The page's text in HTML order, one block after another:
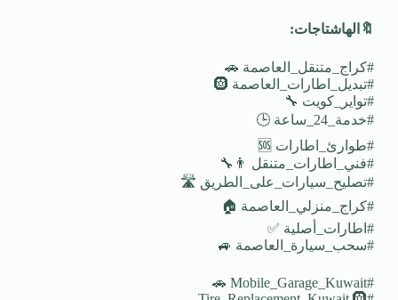
🔖 الهاشتاجات:
#كراج_متنقل_العاصمة 🚗
#تبديل_اطارات_العاصمة 🛞
#تواير_كويت 🔧
#خدمة_24_ساعة 🕒
#طوارئ_اطارات 🆘
#فني_اطارات_متنقل 👨‍🔧
#تصليح_سيارات_على_الطريق 🛣️
#كراج_منزلي_العاصمة 🏠
#اطارات_أصلية ✅
#سحب_سيارة_العاصمة 🚙
#Mobile_Garage_Kuwait 🚗